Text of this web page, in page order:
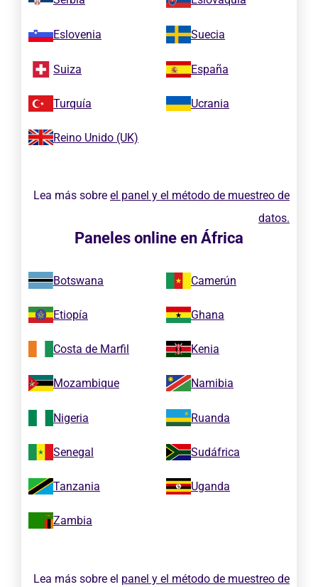
Eslovenia Suecia
Suiza España
Turquía Ucrania
Reino Unido (UK)
Lea más sobre el panel y el método de muestreo de
datos.
Paneles online en África
Botswana Camerún
Etiopía Ghana
Costa de Marfil Kenia
Mozambique Namibia
Nigeria Ruanda
Senegal Sudáfrica
Tanzania Uganda
Zambia
Lea más sobre el panel y el método de muestreo de